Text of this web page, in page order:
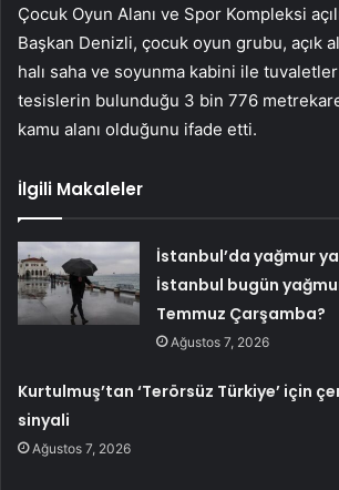
Çocuk Oyun Alanı ve Spor Kompleksi
Başkan Denizli, çocuk oyun grubu, açık
halı saha ve soyunma kabini ile
tesislerin bulunduğu 3 bin 776
kamu alanı olduğunu ifade etti.
İlgili Makaleler
İstanbul’da yağmur
İstanbul bugün
Temmuz Çarşamba?
Ağustos 7, 2026
Kurtulmuş’tan ‘Terörsüz Türkiye’ için
sinyali
Ağustos 7, 2026